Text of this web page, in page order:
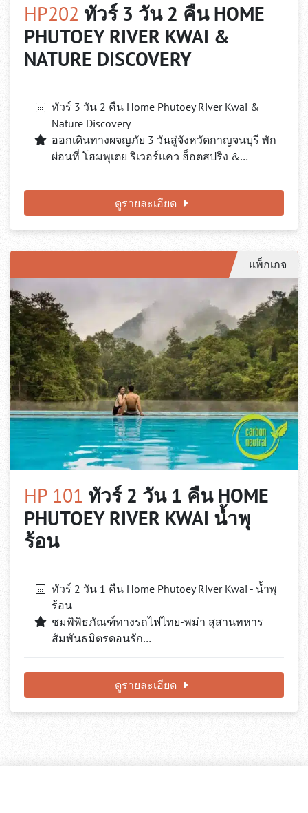
HP202 ทัวร์ 3 วัน 2 คืน HOME
PHUTOEY RIVER KWAI &
NATURE DISCOVERY
ทัวร์ 3 วัน 2 คืน Home Phutoey River Kwai &
Nature Discovery
ออกเดินทางผจญภัย 3 วันสู่จังหวัดกาญจนบุรี พัก
ผ่อนที่ โฮมพุเตย ริเวอร์แคว ฮ็อตสปริง &…
ดูรายละเอียด
แพ็กเกจ
HP 101 ทัวร์ 2 วัน 1 คืน HOME
PHUTOEY RIVER KWAI น้ำพุ
ร้อน
ทัวร์ 2 วัน 1 คืน Home Phutoey River Kwai - น้ำพุ
ร้อน
ชมพิพิธภัณฑ์ทางรถไฟไทย-พม่า สุสานทหาร
สัมพันธมิตรดอนรัก…
ดูรายละเอียด